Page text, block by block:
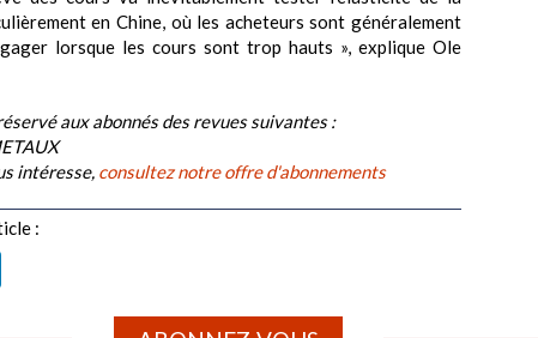
en Chine, où les acheteurs sont généralement
lorsque les cours sont trop hauts », explique Ole
aux abonnés des revues suivantes :
intéresse, consultez notre offre d'abonnements
: